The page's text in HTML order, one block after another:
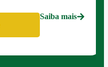
Saiba mais